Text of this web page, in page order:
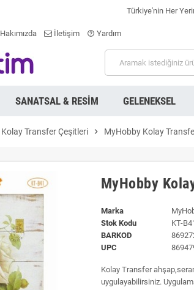
Türkiye'nin Her
Hakımızda İletişim help_outline Yardım
SANATSAL & RESIM GELENEKSEL
Kolay Transfer Çeşitleri chevron_right MyHobby Kolay
MyHobby
Marka
Stok Kodu
KT-
BARKOD
UPC
Kolay Transfer
uygulayabilirsiniz.